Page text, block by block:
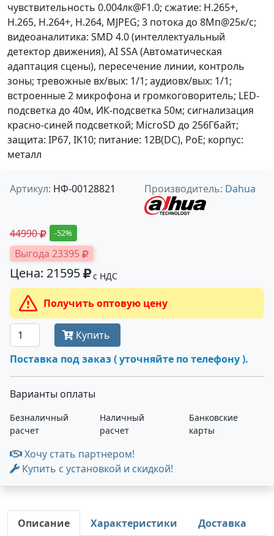
чувствительность 0.004лк@F1.0; сжатие: H.265+,
H.265, H.264+, H.264, MJPEG; 3 потока до 8Мп@25к/с;
видеоаналитика: SMD 4.0 (интеллектуальный
детектор движения), AI SSA (Автоматическая
адаптация сцены), пересечение линии, контроль
зоны; тревожные вх/вых: 1/1; аудиовх/вых: 1/1;
встроенные 2 микрофона и громкоговоритель; LED-
подсветка до 40м, ИК-подсветка 50м; сигнализация
красно-синей подсветкой; MicroSD до 256Гбайт;
защита: IP67, IK10; питание: 12В(DC), PoE; корпус:
металл
Артикул: НФ-00128821 Производитель: Dahua
44990 -52%
Выгода 23395
Цена: 21595 с НДС
Получить оптовую цену
Купить
Поставка под заказ ( уточняйте по телефону ).
Варианты оплаты
Безналичный
расчет
Наличный
расчет
Банковские
карты
Хочу стать партнером!
Купить с установкой и скидкой!
Описание Характеристики Доставка